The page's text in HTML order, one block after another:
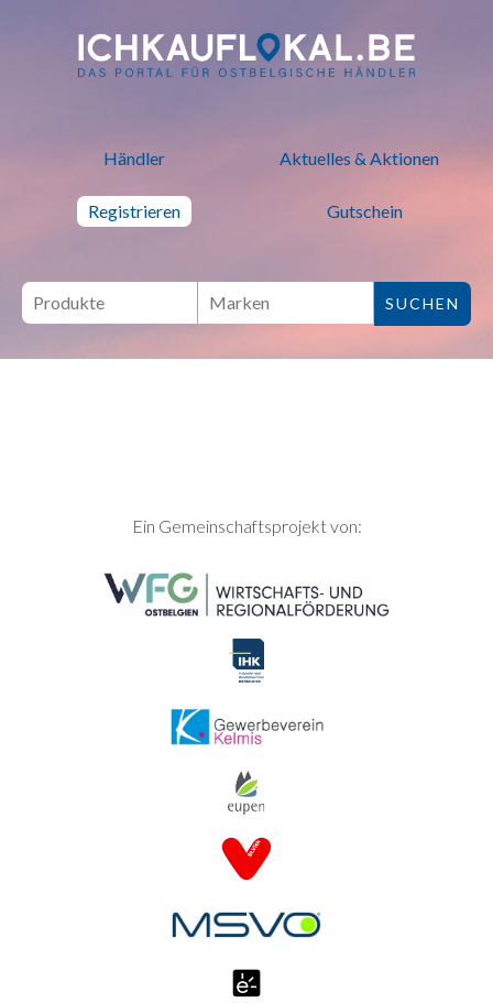
ich kauf lokal - Bei lokalen
Händler Aktuelles & Aktionen
Registrieren Gutschein
SEITENFUSSEin Gemeinschaftsprojekt von: